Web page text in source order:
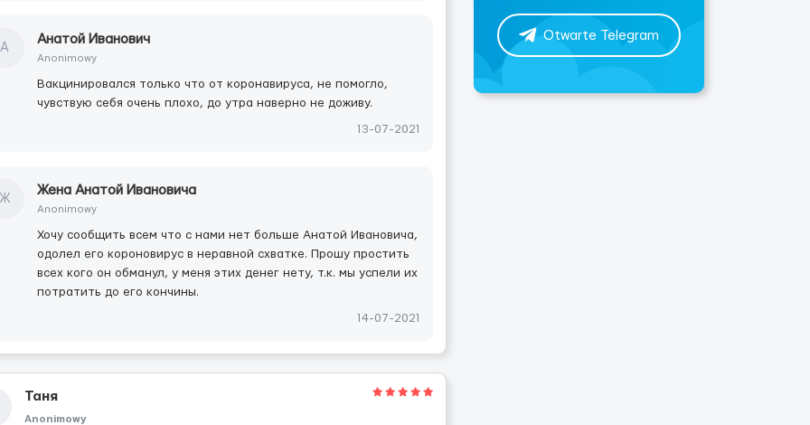
А
Анатой Иванович
Anonimowy
Вакцинировался только что от коронавируса, не помогло,
чувствую себя очень плохо, до утра наверно не доживу.
13-07-2021
Жена Анатой Ивановича
Anonimowy
Хочу сообщить всем что с нами нет больше Анатой Ивановича,
одолел его короновирус в неравной схватке. Прошу простить
всех кого он обманул, у меня этих денег нету, т.к. мы успели их
потратить до его кончины.
14-07-2021
Таня
Anonimowy
Otwarte Telegram